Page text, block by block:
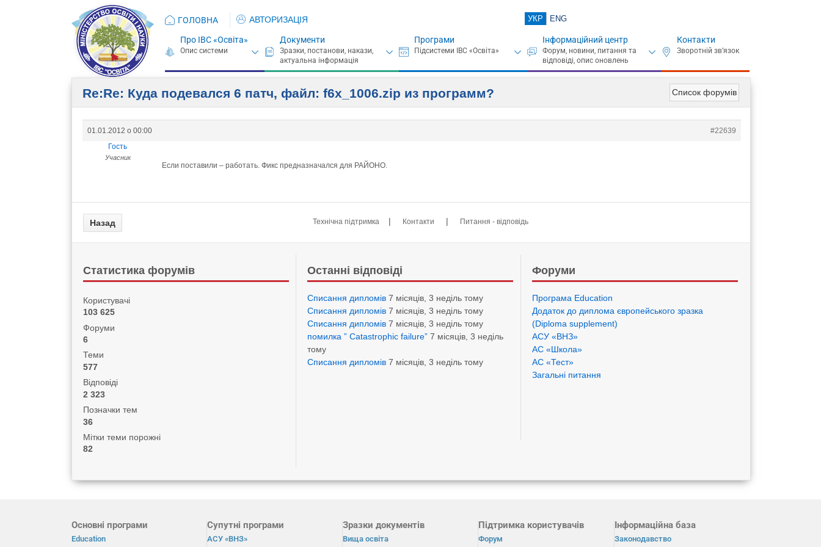
ГОЛОВНА АВТОРИЗАЦІЯ УКР ENG
Про ІВС «Освіта» Документи Програми Інформаційний центр Контакти
Список форумів
Re:Re: Куда подевался 6 патч, файл: f6x_1006.zip из программ?
01.01.2012 о 00:00
#22639
Гость
Учасник
Если поставили – работать. Фикс предназначался для РАЙОНО.
Технічна підтримка | Контакти | Питання - відповідь
Статистика форумів
Користувачі
103 625
Форуми
6
Теми
577
Відповіді
2 323
Позначки тем
36
Мітки теми порожні
82
Останні відповіді
Списання дипломів 7 місяців, 3 неділь тому
Списання дипломів 7 місяців, 3 неділь тому
Списання дипломів 7 місяців, 3 неділь тому
помилка ” Catastrophic failure” 7 місяців, 3 неділь
тому
Списання дипломів 7 місяців, 3 неділь тому
Форуми
Програма Eduсation
Додаток до диплома європейського зразка
(Diploma supplement)
АСУ «ВНЗ»
АС «Школа»
АС «Тест»
Загальні питання
Основні програми
Education
Супутні програми
АСУ «ВНЗ»
Зразки документів
Вища освіта
Підтримка користувачів
Форум
Інформаційна база
Законодавство